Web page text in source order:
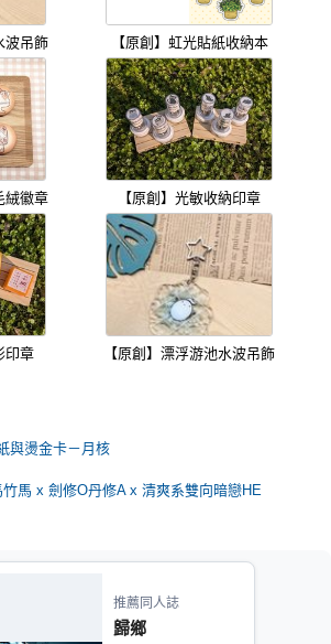
波吊飾 【原創】虹光貼紙收納本
絨徽章 【原創】光敏收納印章
印章 【原創】漂浮游池水波吊飾
與燙金卡－月核
馬 x 劍修O丹修A x 清爽系雙向暗戀HE
推薦同人誌
歸鄉